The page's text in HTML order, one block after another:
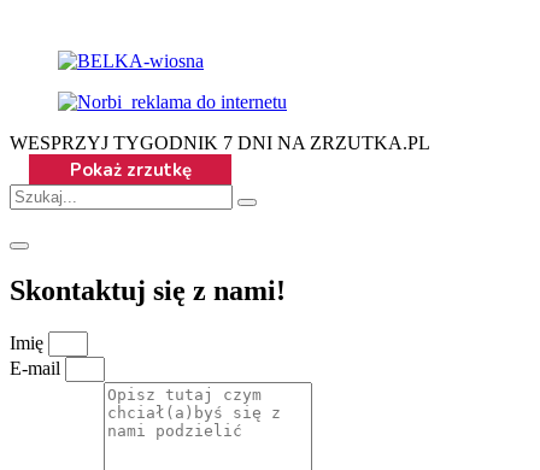
WESPRZYJ TYGODNIK 7 DNI NA ZRZUTKA.PL
Skontaktuj się z nami!
Imię
E-mail